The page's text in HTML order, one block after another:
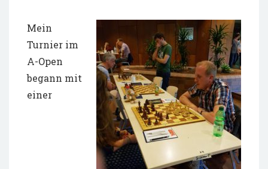
Mein
Turnier im
A-Open
begann mit
einer